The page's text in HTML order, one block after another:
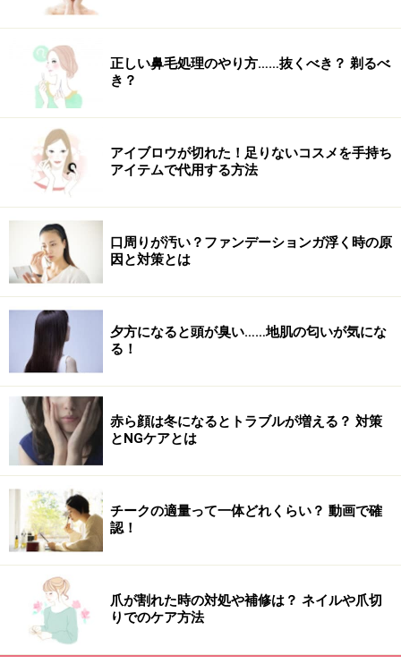
正しい鼻毛処理のやり方……抜くべき？ 剃るべ
き？
アイブロウが切れた！足りないコスメを手持ち
アイテムで代用する方法
口周りが汚い？ファンデーションガ浮く時の原
因と対策とは
夕方になると頭が臭い……地肌の匂いが気にな
る！
赤ら顔は冬になるとトラブルが増える？ 対策
とNGケアとは
チークの適量って一体どれくらい？ 動画で確
認！
爪が割れた時の対処や補修は？ ネイルや爪切
りでのケア方法